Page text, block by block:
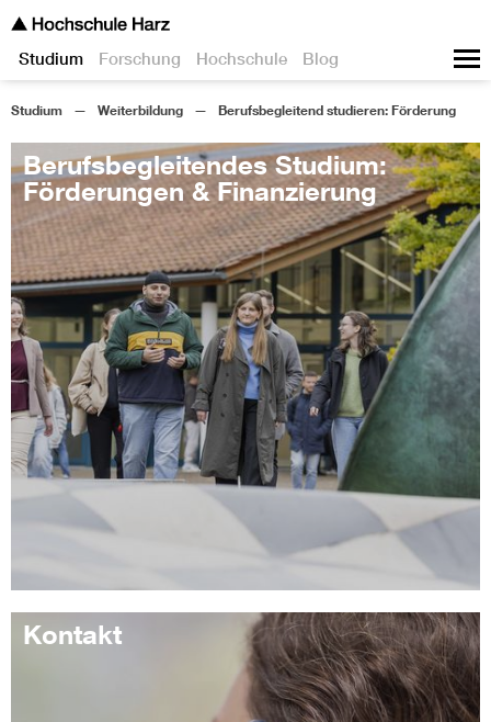
Studium Forschung Hochschule Blog
Studium Weiterbildung Berufsbegleitend studieren: Förderung
Berufsbegleitendes Studium:
Förderungen & Finanzierung
Kontakt